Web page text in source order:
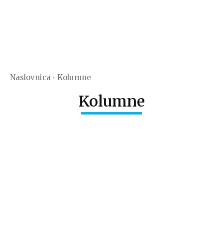
Naslovnica Kolumne
Kolumne